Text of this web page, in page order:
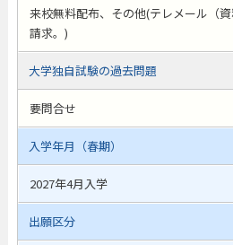
来校無料配布、その他(テレメール（
請求。)
大学独自試験の過去問題
要問合せ
入学年月（春期）
2027年4月入学
出願区分